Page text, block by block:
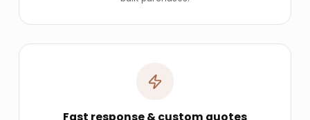
Fast response & custom quotes